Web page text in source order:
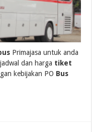
Primajasa untuk anda
dan harga tiket
kebijakan PO Bus